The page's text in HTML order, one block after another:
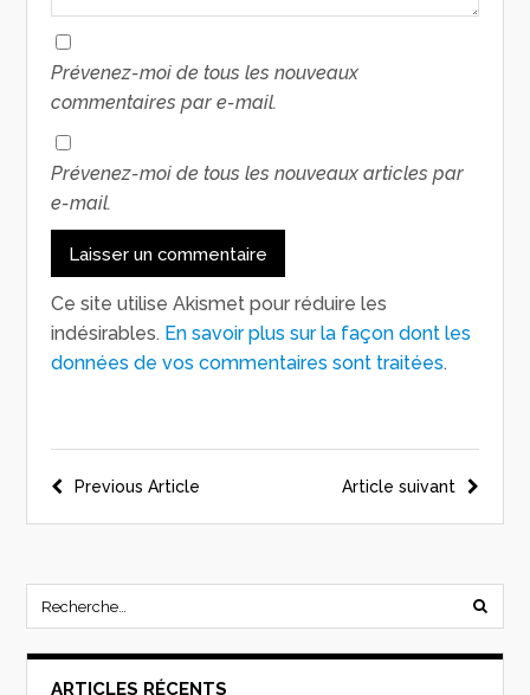
Prévenez-moi de tous les nouveaux
commentaires par e-mail.
Prévenez-moi de tous les nouveaux articles par
e-mail.
Ce site utilise Akismet pour réduire les
indésirables. En savoir plus sur la façon dont les
données de vos commentaires sont traitées.
Article suivant
Previous Article
ARTICLES RÉCENTS